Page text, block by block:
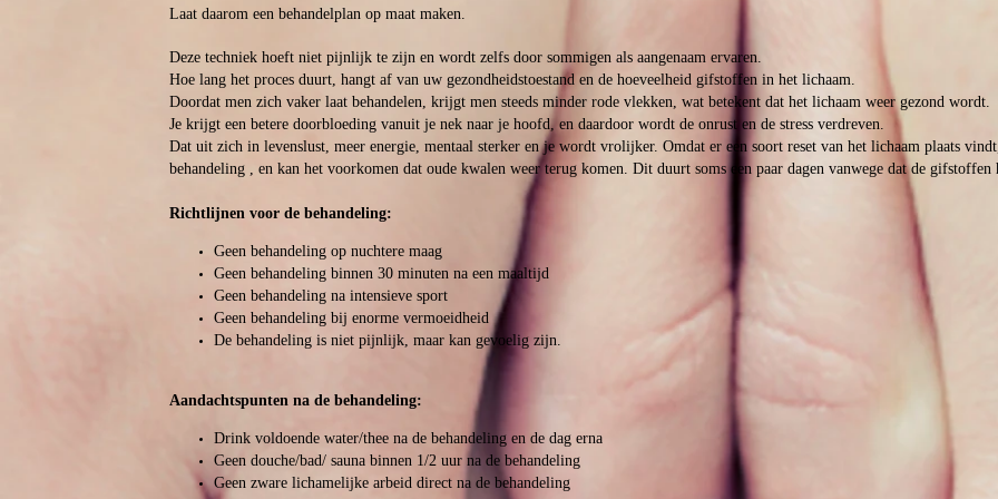
Laat daarom een behandelplan op maat maken.
Deze techniek hoeft niet pijnlijk te zijn en wordt zelfs door sommigen als aangenaam ervaren.
Hoe lang het proces duurt, hangt af van uw gezondheidstoestand en de hoeveelheid gifstoffen in het lichaam.
Doordat men zich vaker laat behandelen, krijgt men steeds minder rode vlekken, wat betekent dat het lichaam weer gezond wordt.
Je krijgt een betere doorbloeding vanuit je nek naar je hoofd, en daardoor wordt de onrust en de stress verdreven.
Dat uit zich in levenslust, meer energie, mentaal sterker en je wordt vrolijker. Omdat er een soort reset van het lichaam plaats
behandeling , en kan het voorkomen dat oude kwalen weer terug komen. Dit duurt soms een paar dagen vanwege dat de
Richtlijnen voor de behandeling:
Geen behandeling op nuchtere maag
Geen behandeling binnen 30 minuten na een maaltijd
Geen behandeling na intensieve sport
Geen behandeling bij enorme vermoeidheid
De behandeling is niet pijnlijk, maar kan gevoelig zijn.
Aandachtspunten na de behandeling:
Drink voldoende water/thee na de behandeling en de dag erna
Geen douche/bad/ sauna binnen 1/2 uur na de behandeling
Geen zware lichamelijke arbeid direct na de behandeling